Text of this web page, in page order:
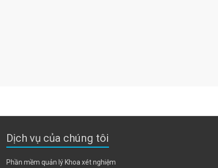
Dịch vụ của chúng tôi
Phần mềm quản lý Khoa xét nghiệm